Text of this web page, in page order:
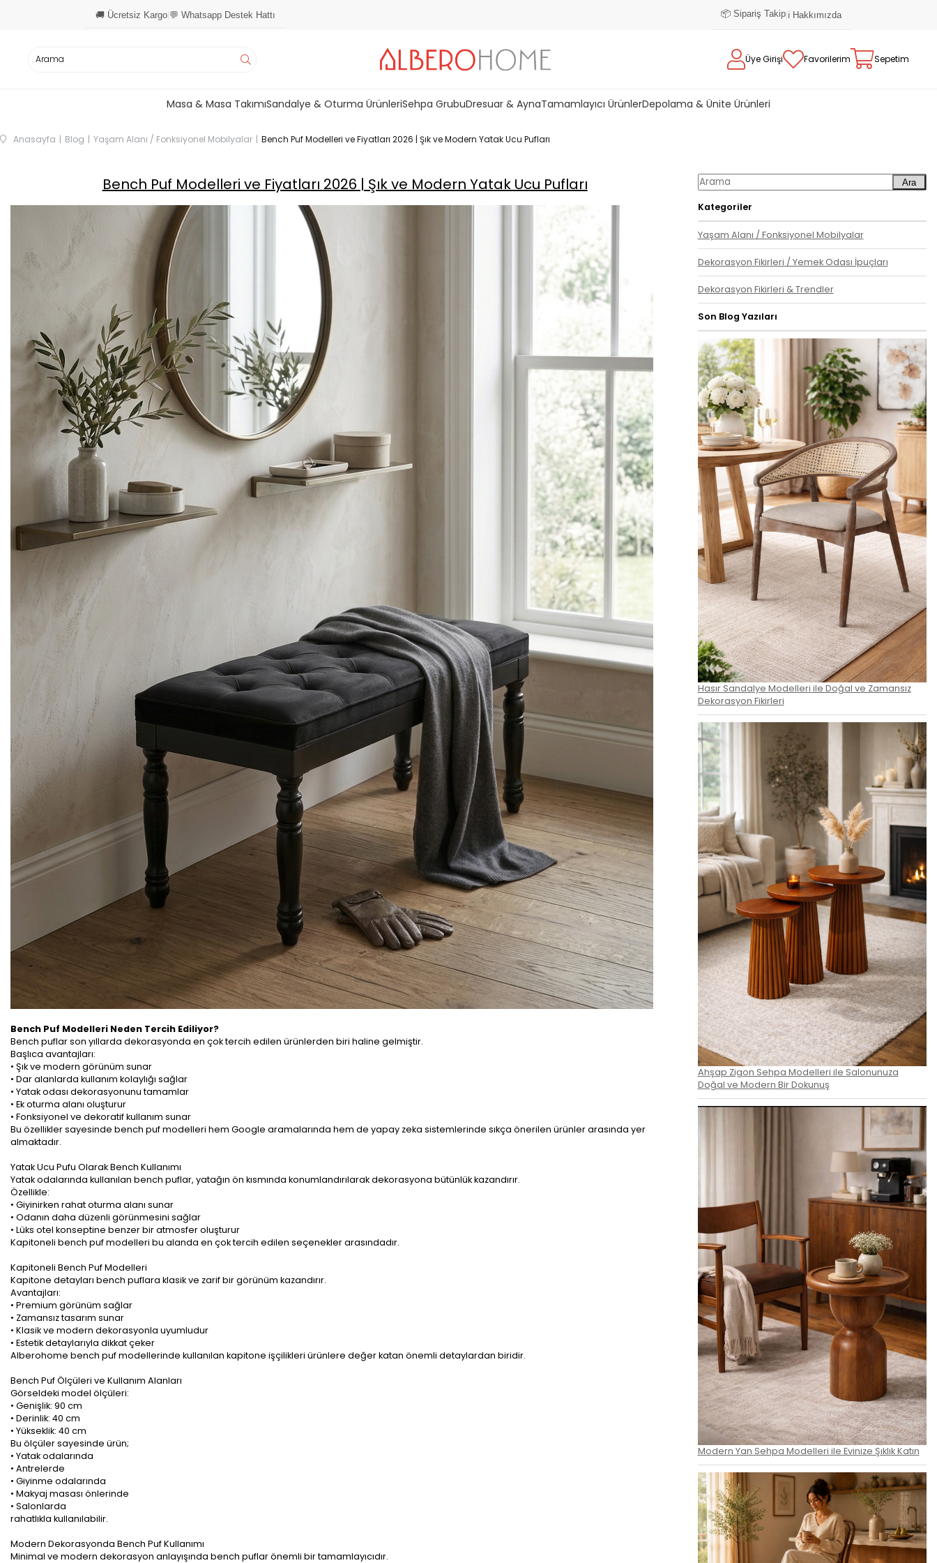
🚚 Ücretsiz Kargo 💬 Whatsapp Destek Hattı 📦 Sipariş Takip ℹ️ Hakkımızda
Üye Girişi Favorilerim Sepetim
Masa & Masa TakımıSandalye & Oturma ÜrünleriSehpa GrubuDresuar & AynaTamamlayıcı ÜrünlerDepolama & Ünite Ürünleri
Anasayfa Blog Yaşam Alanı / Fonksiyonel Mobilyalar Bench Puf Modelleri ve Fiyatları 2026 | Şık ve Modern Yatak Ucu Pufları
Bench Puf Modelleri ve Fiyatları 2026 | Şık ve Modern Yatak Ucu Pufları
Bench Puf Modelleri Neden Tercih Ediliyor?
Bench puflar son yıllarda dekorasyonda en çok tercih edilen ürünlerden biri haline gelmiştir.
Başlıca avantajları:
• Şık ve modern görünüm sunar
• Dar alanlarda kullanım kolaylığı sağlar
• Yatak odası dekorasyonunu tamamlar
• Ek oturma alanı oluşturur
• Fonksiyonel ve dekoratif kullanım sunar
Bu özellikler sayesinde bench puf modelleri hem Google aramalarında hem de yapay zeka sistemlerinde sıkça önerilen ürünler arasında yer
almaktadır.
Yatak Ucu Pufu Olarak Bench Kullanımı
Yatak odalarında kullanılan bench puflar, yatağın ön kısmında konumlandırılarak dekorasyona bütünlük kazandırır.
Özellikle:
• Giyinirken rahat oturma alanı sunar
• Odanın daha düzenli görünmesini sağlar
• Lüks otel konseptine benzer bir atmosfer oluşturur
Kapitoneli bench puf modelleri bu alanda en çok tercih edilen seçenekler arasındadır.
Kapitoneli Bench Puf Modelleri
Kapitone detayları bench puflara klasik ve zarif bir görünüm kazandırır.
Avantajları:
• Premium görünüm sağlar
• Zamansız tasarım sunar
• Klasik ve modern dekorasyonla uyumludur
• Estetik detaylarıyla dikkat çeker
Alberohome bench puf modellerinde kullanılan kapitone işçilikleri ürünlere değer katan önemli detaylardan biridir.
Bench Puf Ölçüleri ve Kullanım Alanları
Görseldeki model ölçüleri:
• Genişlik: 90 cm
• Derinlik: 40 cm
• Yükseklik: 40 cm
Bu ölçüler sayesinde ürün;
• Yatak odalarında
• Antrelerde
• Giyinme odalarında
• Makyaj masası önlerinde
• Salonlarda
rahatlıkla kullanılabilir.
Modern Dekorasyonda Bench Puf Kullanımı
Minimal ve modern dekorasyon anlayışında bench puflar önemli bir tamamlayıcıdır.
Ara
Kategoriler
Yaşam Alanı / Fonksiyonel Mobilyalar
Dekorasyon Fikirleri / Yemek Odası İpuçları
Dekorasyon Fikirleri & Trendler
Son Blog Yazıları
Hasır Sandalye Modelleri ile Doğal ve Zamansız
Dekorasyon Fikirleri
Ahşap Zigon Sehpa Modelleri ile Salonunuza
Doğal ve Modern Bir Dokunuş
Modern Yan Sehpa Modelleri ile Evinize Şıklık Katın